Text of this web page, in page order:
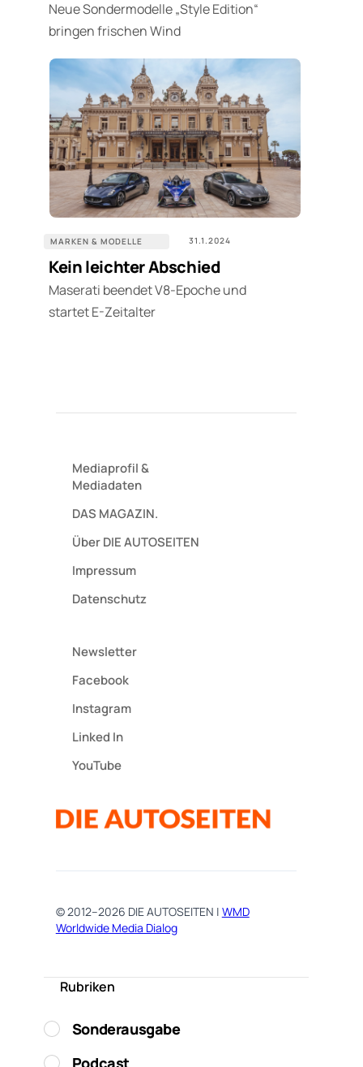
Neue Sondermodelle „Style Edition“
bringen frischen Wind
MARKEN & MODELLE 31.1.2024
Kein leichter Abschied
Maserati beendet V8-Epoche und
startet E-Zeitalter
Mediaprofil&
Mediadaten
DAS MAGAZIN.
Über DIE AUTOSEITEN
Impressum
Datenschutz
Newsletter
Facebook
Instagram
Linked In
YouTube
© 2012–2026 DIE AUTOSEITEN | WMD
Worldwide Media Dialog
Rubriken
Sonderausgabe
Podcast